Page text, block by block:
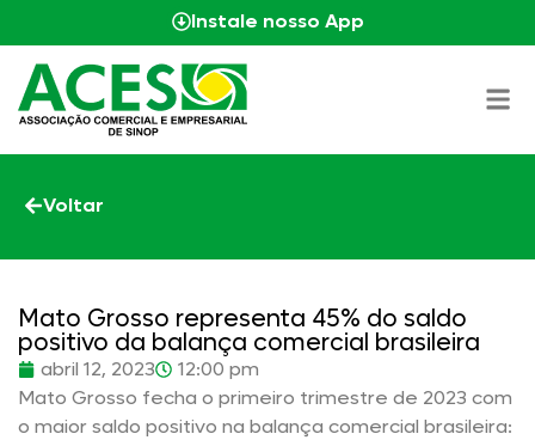
Instale nosso App
Voltar
Mato Grosso representa 45% do saldo
positivo da balança comercial brasileira
abril 12, 2023
12:00 pm
Mato Grosso fecha o primeiro trimestre de 2023 com
o maior saldo positivo na balança comercial brasileira: